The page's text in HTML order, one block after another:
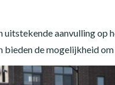
uitstekende aanvulling op
bieden de mogelijkheid